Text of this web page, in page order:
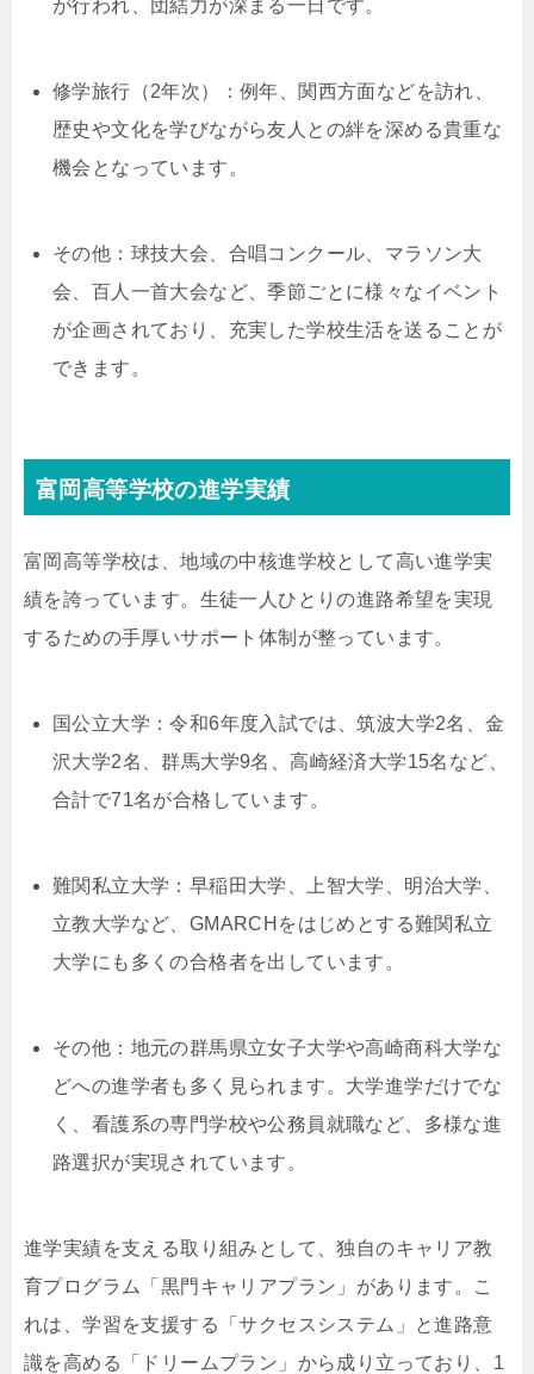
が行われ、団結力が深まる一日です。
修学旅行（2年次）：例年、関西方面などを訪れ、
歴史や文化を学びながら友人との絆を深める貴重な
機会となっています。
その他：球技大会、合唱コンクール、マラソン大
会、百人一首大会など、季節ごとに様々なイベント
が企画されており、充実した学校生活を送ることが
できます。
富岡高等学校の進学実績
富岡高等学校は、地域の中核進学校として高い進学実
績を誇っています。生徒一人ひとりの進路希望を実現
するための手厚いサポート体制が整っています。
国公立大学：令和6年度入試では、筑波大学2名、金
沢大学2名、群馬大学9名、高崎経済大学15名など、
合計で71名が合格しています。
難関私立大学：早稲田大学、上智大学、明治大学、
立教大学など、GMARCHをはじめとする難関私立
大学にも多くの合格者を出しています。
その他：地元の群馬県立女子大学や高崎商科大学な
どへの進学者も多く見られます。大学進学だけでな
く、看護系の専門学校や公務員就職など、多様な進
路選択が実現されています。
進学実績を支える取り組みとして、独自のキャリア教
育プログラム「黒門キャリアプラン」があります。こ
れは、学習を支援する「サクセスシステム」と進路意
識を高める「ドリームプラン」から成り立っており、1